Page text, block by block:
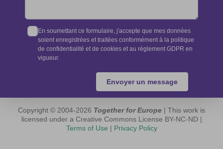
En soumettant ce formulaire, j'accepte que mes données
soient enregistrées et traitées conformément à la politique
de confidentialité et de cookies et au règlement GDPR en
vigueur.
Envoyer un message
Copyright © 2004-2026 Together for Europe | This work is
licensed under a Creative Commons License BY-NC-ND |
Terms of Use | Privacy Policy